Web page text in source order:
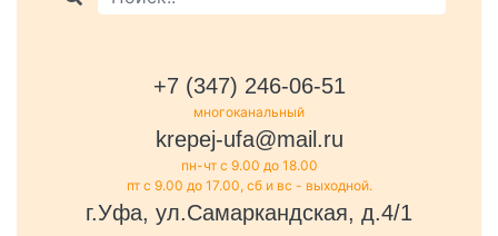
+7 (347) 246-06-51
многоканальный
krepej-ufa@mail.ru
пн-чт с 9.00 до 18.00
пт с 9.00 до 17.00, сб и вс - выходной.
г.Уфа, ул.Самаркандская, д.4/1